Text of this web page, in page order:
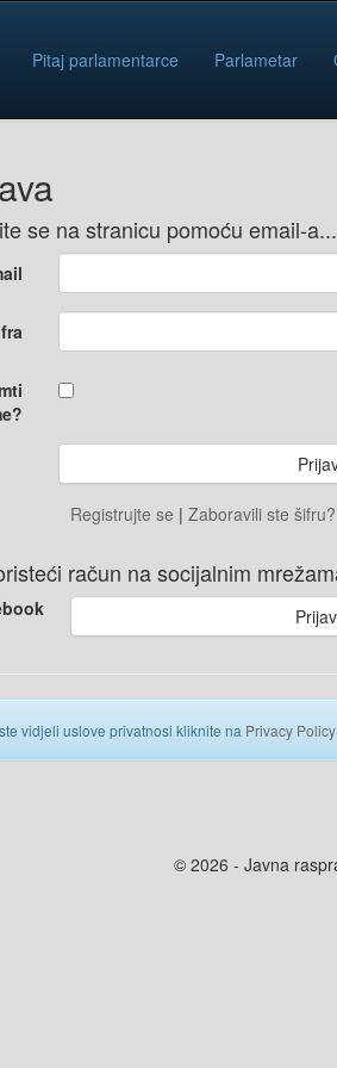
Pitaj parlamentarce Parlametar
se na stranicu pomoću email-a...
Registrujte se | Zaboravili ste šifru?
račun na socijalnim
vidjeli uslove privatnosi kliknite na Privacy Policy
© 2026 - Javna